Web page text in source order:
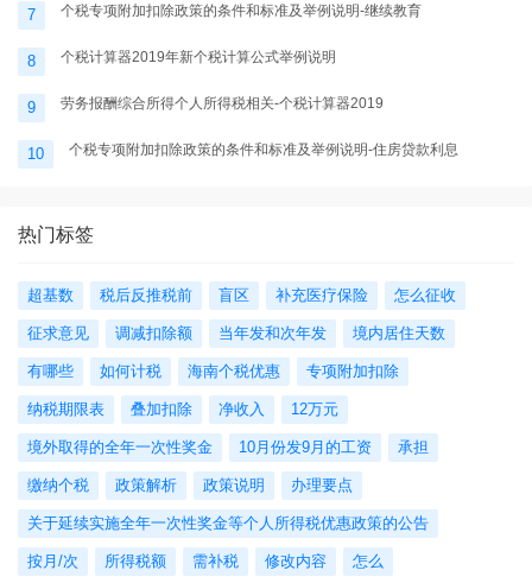
7 个税专项附加扣除政策的条件和标准及举例说明-继续教育
8 个税计算器2019年新个税计算公式举例说明
9 劳务报酬综合所得个人所得税相关-个税计算器2019
10 个税专项附加扣除政策的条件和标准及举例说明-住房贷款利息
热门标签
超基数 税后反推税前 盲区 补充医疗保险 怎么征收
征求意见 调减扣除额 当年发和次年发 境内居住天数
有哪些 如何计税 海南个税优惠 专项附加扣除
纳税期限表 叠加扣除 净收入 12万元
境外取得的全年一次性奖金 10月份发9月的工资 承担
缴纳个税 政策解析 政策说明 办理要点
关于延续实施全年一次性奖金等个人所得税优惠政策的公告
按月/次 所得税额 需补税 修改内容 怎么